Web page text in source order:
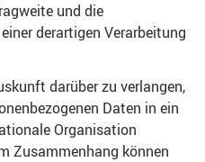
und die
derartigen Verarbeitung
darüber zu verlangen,
Daten in ein
Organisation
Zusammenhang können